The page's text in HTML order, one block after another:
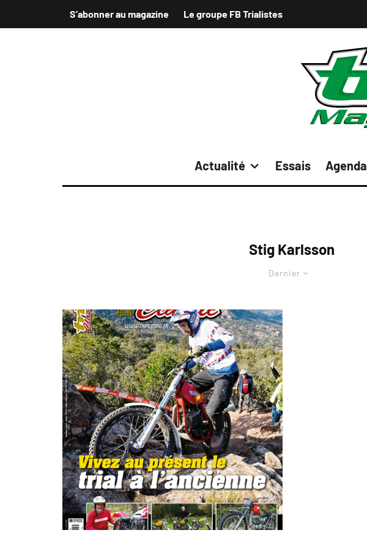
S’abonner au magazine Le groupe FB Trialistes
Actualité Essais Agenda
Stig Karlsson
Dernier